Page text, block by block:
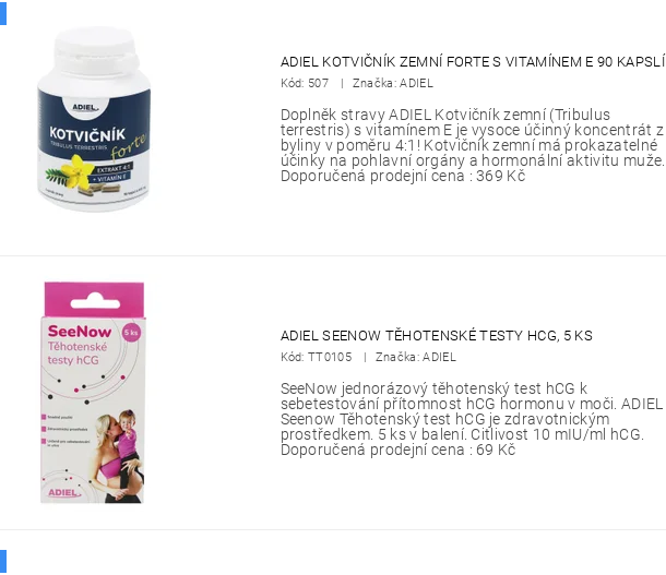
ADIEL KOTVIČNÍK ZEMNÍ FORTE S VITAMÍNEM E 90 KAPSLÍ
Kód: 507 Značka: ADIEL
Doplněk stravy ADIEL Kotvičník zemní (Tribulus
terrestris) s vitamínem E je vysoce účinný koncentrát z
byliny v poměru 4:1! Kotvičník zemní má prokazatelné
účinky na pohlavní orgány a hormonální aktivitu muže.
Doporučená prodejní cena : 369 Kč
ADIEL SEENOW TĚHOTENSKÉ TESTY HCG, 5 KS
Kód:TT0105 Značka: ADIEL
SeeNow jednorázový těhotenský test hCG k
sebetestování přítomnost hCG hormonu v moči. ADIEL
Seenow Těhotenský test hCG je zdravotnickým
prostředkem. 5 ks v balení. Citlivost 10 mIU/ml hCG.
Doporučená prodejní cena : 69 Kč